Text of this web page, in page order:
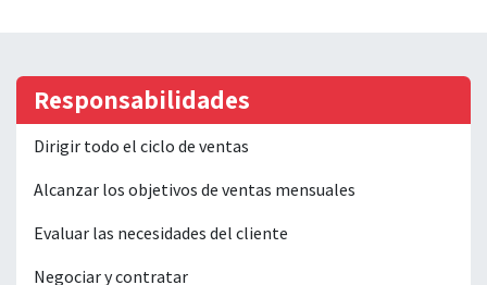
Responsabilidades
Dirigir todo el ciclo de ventas
Alcanzar los objetivos de ventas mensuales
Evaluar las necesidades del cliente
Negociar y contratar